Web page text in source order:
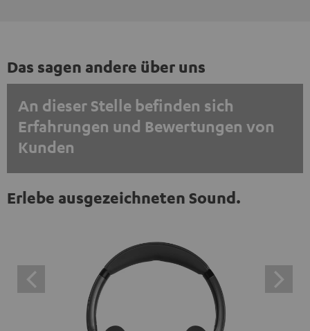
Das sagen andere über uns
An dieser Stelle befinden sich
Erfahrungen und Bewertungen von
Kunden
EINMALIG ZUSTIMMEN UND ANZEIGEN
Trustpilot‑Bewertungen sind externe Inhalte. Der
externe Inhalt kann hier mit nur einem Klick angezeigt
werden. Mit dem Anklicken des Inhalts wird zugestimmt,
dass externe Inhalte angezeigt werden. Dabei können
personenbezogene Daten an Drittplattformen
Erlebe ausgezeichneten Sound.